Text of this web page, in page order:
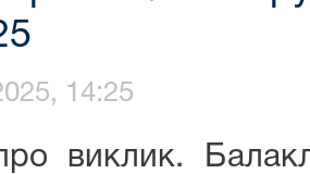
14:25
про виклик.